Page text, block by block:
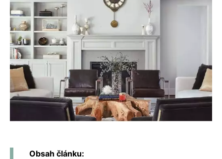
Obsah článku: